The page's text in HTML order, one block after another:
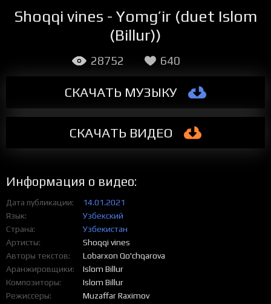
Shoqqi vines - Yomg’ir (duet Islom
(Billur))
СКАЧАТЬ МУЗЫКУ
СКАЧАТЬ ВИДЕО
28752 640
Информация о видео:
Дата публикации
14.01.2021
Язык
Узбекский
Страна
Узбекистан
Артисты
Shoqqi vines
Авторы текстов
Lobarxon Qo'chqarova
Аранжировщики
Islom Billur
Композиторы
Islom Billur
Режиссеры
Muzaffar Raximov